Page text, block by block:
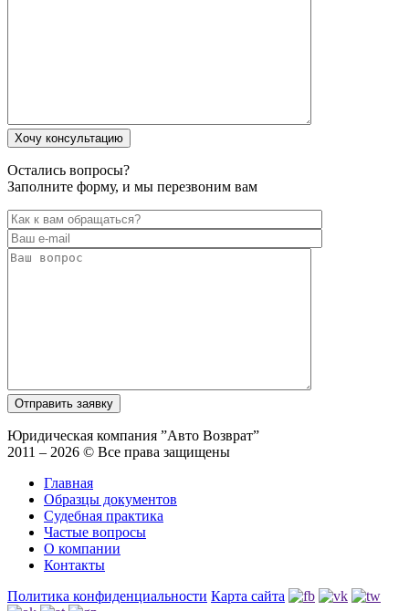
Остались вопросы?
Заполните форму, и мы перезвоним вам
Юридическая компания ”Авто Возврат”
2011 – 2026 © Все права защищены
Главная
Образцы документов
Судебная практика
Частые вопросы
О компании
Контакты
Политика конфиденциальности Карта сайта